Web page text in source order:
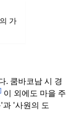
가
. 쿰바코남 시 경
이 외에도 마을 주
과 '사원의 도